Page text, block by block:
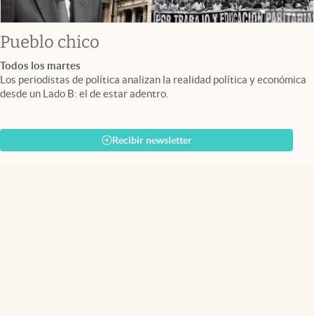
Pueblo chico
Todos los martes
Los periodistas de política analizan la realidad política y económica
desde un Lado B: el de estar adentro.
Recibir newsletter